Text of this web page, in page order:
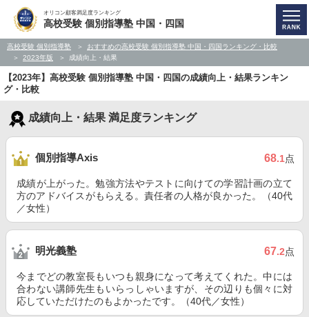
オリコン顧客満足度ランキング
高校受験 個別指導塾 中国・四国
高校受験 個別指導塾
おすすめの高校受験 個別指導塾 中国・四国ランキング・比較
2023年版
成績向上・結果
【2023年】高校受験 個別指導塾 中国・四国の成績向上・結果ランキン
グ・比較
成績向上・結果 満足度ランキング
個別指導Axis 68.1点
成績が上がった。勉強方法やテストに向けての学習計画の立て
方のアドバイスがもらえる。責任者の人格が良かった。（40代
／女性）
明光義塾 67.2点
今までどの教室長もいつも親身になって考えてくれた。中には
合わない講師先生もいらっしゃいますが、その辺りも個々に対
応していただけたのもよかったです。（40代／女性）